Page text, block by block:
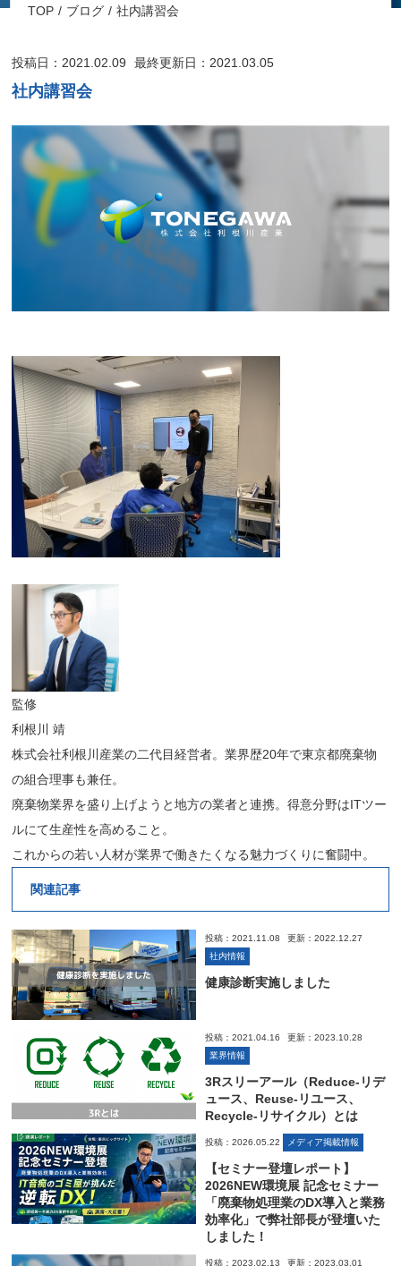
TOP ブログ 社内講習会
投稿日：2021.02.09 最終更新日：2021.03.05
社内講習会
監修
利根川 靖
株式会社利根川産業の二代目経営者。業界歴20年で東京都廃棄物
の組合理事も兼任。
廃棄物業界を盛り上げようと地方の業者と連携。得意分野はITツー
ルにて生産性を高めること。
これからの若い人材が業界で働きたくなる魅力づくりに奮闘中。
関連記事
投稿：2021.11.08
更新：2022.12.27
社内情報
健康診断実施しました
投稿：2021.04.16
更新：2023.10.28
業界情報
3Rスリーアール（Reduce-リデ
ュース、Reuse-リユース、
Recycle-リサイクル）とは
投稿：2026.05.22 メディア掲載情報
【セミナー登壇レポート】
2026NEW環境展 記念セミナー
「廃棄物処理業のDX導入と業務
効率化」で弊社部長が登壇いた
しました！
投稿：2023.02.13 更新：2023.03.01